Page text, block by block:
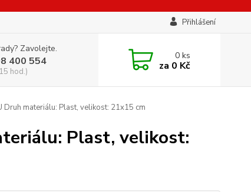
Přihlášení
Zavolejte.
400 554
hod.)
0ks
za 0 Kč
Druh materiálu: Plast, velikost: 21x15 cm
Plast, velikost: